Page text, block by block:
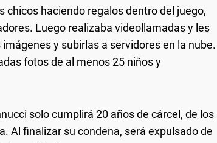
chicos haciendo regalos dentro del juego,
Luego realizaba videollamadas y les
y subirlas a servidores en la nube.
fotos de al menos 25 niños y
solo cumplirá 20 años de cárcel, de los
Al finalizar su condena, será expulsado de